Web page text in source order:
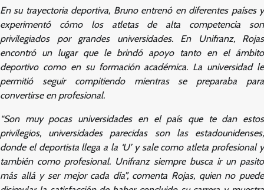
En su trayectoria deportiva, Bruno entrenó en diferentes países y
experimentó cómo los atletas de alta competencia son
privilegiados por grandes universidades. En Unifranz, Rojas
encontró un lugar que le brindó apoyo tanto en el ámbito
deportivo como en su formación académica. La universidad le
permitió seguir compitiendo mientras se preparaba para
convertirse en profesional.
“Son muy pocas universidades en el país que te dan estos
privilegios, universidades parecidas son las estadounidenses,
donde el deportista llega a la ‘U’ y sale como atleta profesional y
también como profesional. Unifranz siempre busca ir un pasito
más allá y ser mejor cada día”, comenta Rojas, quien no puede